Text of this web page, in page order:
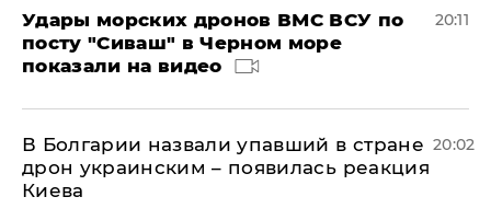
Удары морских дронов ВМС ВСУ по
посту "Сиваш" в Черном море
показали на видео
20:11
В Болгарии назвали упавший в стране
дрон украинским – появилась реакция
Киева
20:02